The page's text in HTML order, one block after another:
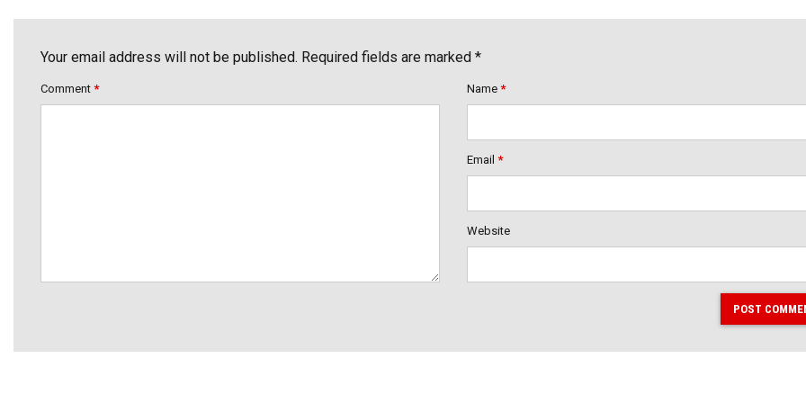
Your email address will not be published. Required fields are marked *
Comment * Name *
Email *
Website
POST